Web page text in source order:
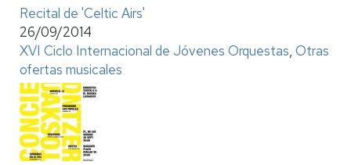
Recital de 'Celtic Airs'
26/09/2014
XVI Ciclo Internacional de Jóvenes Orquestas, Otras
ofertas musicales